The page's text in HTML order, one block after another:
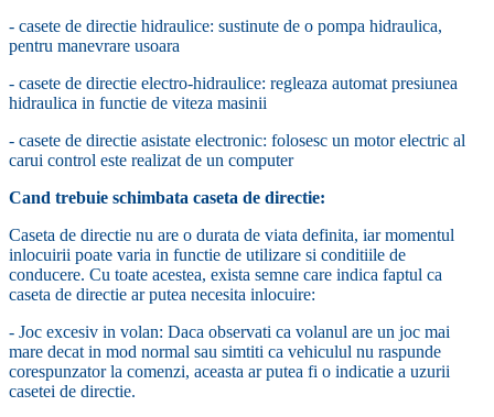
- casete de directie hidraulice: sustinute de o pompa hidraulica,
pentru manevrare usoara
- casete de directie electro-hidraulice: regleaza automat presiunea
hidraulica in functie de viteza masinii
- casete de directie asistate electronic: folosesc un motor electric al
carui control este realizat de un computer
Cand trebuie schimbata caseta de directie:
Caseta de directie nu are o durata de viata definita, iar momentul
inlocuirii poate varia in functie de utilizare si conditiile de
conducere. Cu toate acestea, exista semne care indica faptul ca
caseta de directie ar putea necesita inlocuire:
- Joc excesiv in volan: Daca observati ca volanul are un joc mai
mare decat in mod normal sau simtiti ca vehiculul nu raspunde
corespunzator la comenzi, aceasta ar putea fi o indicatie a uzurii
casetei de directie.